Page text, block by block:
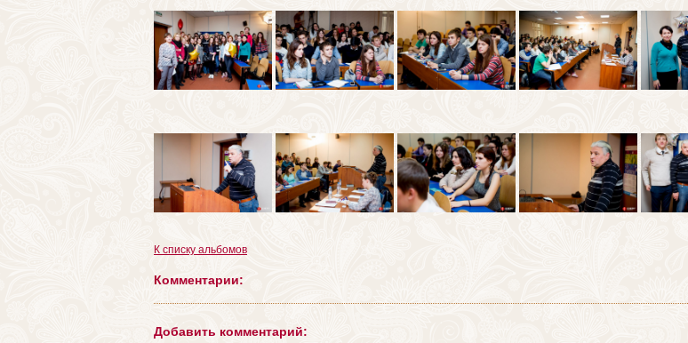
К списку альбомов
Комментарии:
Добавить комментарий: